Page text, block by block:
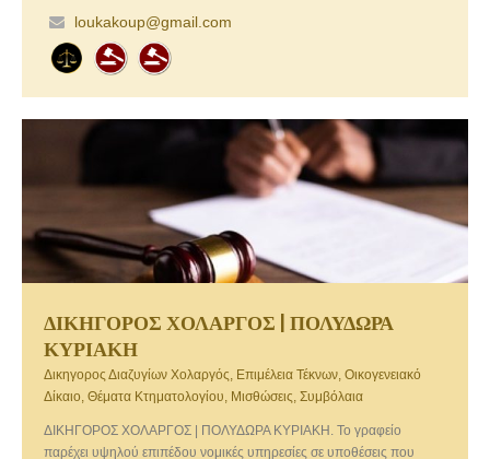
loukakoup@gmail.com
ΔΙΚΗΓΟΡΟΣ ΧΟΛΑΡΓΟΣ | ΠΟΛΥΔΩΡΑ
ΚΥΡΙΑΚΗ
Δικηγορος Διαζυγίων Χολαργός, Επιμέλεια Τέκνων, Οικογενειακό
Δίκαιο, Θέματα Κτηματολογίου, Μισθώσεις, Συμβόλαια
ΔΙΚΗΓΟΡΟΣ ΧΟΛΑΡΓΟΣ | ΠΟΛΥΔΩΡΑ ΚΥΡΙΑΚΗ. Το γραφείο
παρέχει υψηλού επιπέδου νομικές υπηρεσίες σε υποθέσεις που